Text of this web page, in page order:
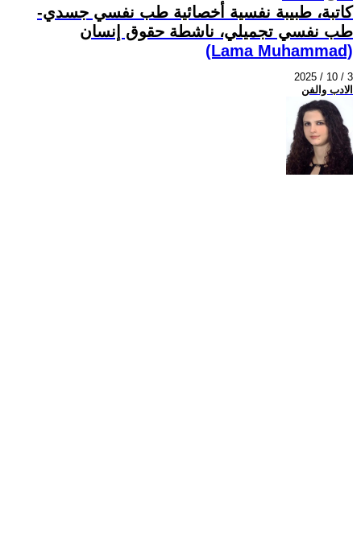
كاتبة، طبيبة نفسية أخصائية طب نفسي جسدي-
طب نفسي تجميلي، ناشطة حقوق إنسان
(Lama Muhammad)
2025 / 10 / 3
الادب والفن